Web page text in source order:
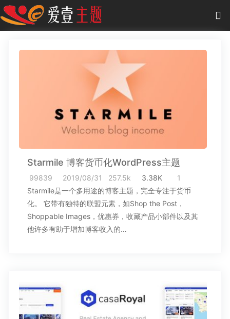
Starmile 博客货币化WordPress主题
99839 2019/08/31 257.5k 3.38K
1
Starmile是一个多用途的博客主题，完全专注于货币
化。 它带有独特的联盟元素，如Shop the Post，
Shoppable Images，优惠券，收藏产品小部件以及其
他许多有助于增加博客收入的…